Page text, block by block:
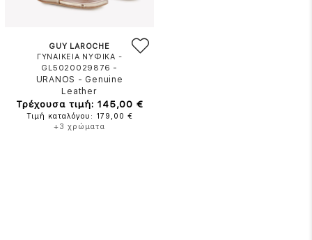
GUY LAROCHE
ΓΥΝΑΙΚΕΙΑ ΝΥΦΙΚΑ -
GL5020029876 -
URANOS - Genuine
Leather
Τρέχουσα τιμή: 145,00 €
Τιμή καταλόγου: 179,00 €
+3 χρώματα